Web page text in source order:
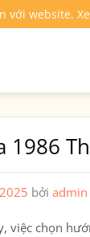
với website.
1986
bởi admin
việc chọn